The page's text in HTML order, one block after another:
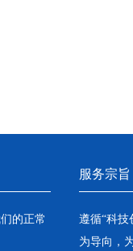
的正常
服务宗旨
遵循“科技
为导向，